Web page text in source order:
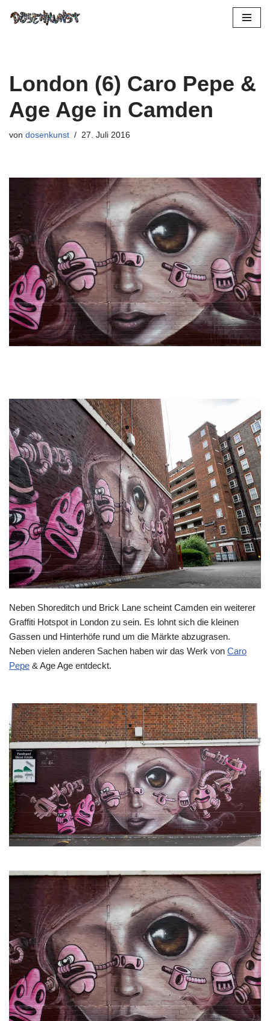
London (6) Caro Pepe &
Age Age in Camden
von dosenkunst 27. Juli 2016
Neben Shoreditch und Brick Lane scheint Camden ein weiterer
Graffiti Hotspot in London zu sein. Es lohnt sich die kleinen
Gassen und Hinterhöfe rund um die Märkte abzugrasen.
Neben vielen anderen Sachen haben wir das Werk von Caro
Pepe & Age Age entdeckt.